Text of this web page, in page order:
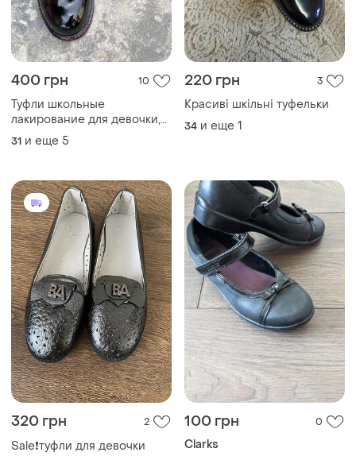
400 грн 10
Туфли школьные
лакирование для девочки,
туфельки для девочки, туфлі
шкільні для дівчинки,
31 и еще 5
220 грн 3
Красиві шкільні туфельки
34 и еще 1
320 грн 2
Sale❗️туфли для девочки
100 грн 0
Clarks